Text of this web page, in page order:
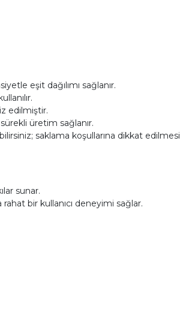
eşit dağılımı sağlanır.
edilmiştir.
üretim sağlanır.
saklama koşullarına dikkat edilmesi
sunar.
rahat bir kullanıcı deneyimi sağlar.